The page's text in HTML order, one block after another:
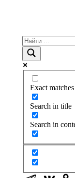
Exact
Search in title
Search in